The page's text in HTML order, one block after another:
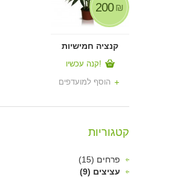
קנציה חמישיות
₪
200
קנה עכשיו!
הוסף למועדפים
קטגוריות
פרחים (15)
עציצים (9)